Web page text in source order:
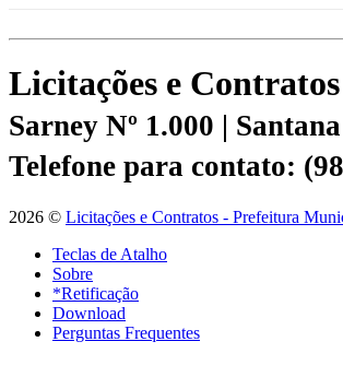
Licitações e
Sarney Nº 1.000 |
Telefone para contato:
2026 © Licitações e Contratos - Prefeitura
Teclas de Atalho
Sobre
*Retificação
Download
Perguntas Frequentes